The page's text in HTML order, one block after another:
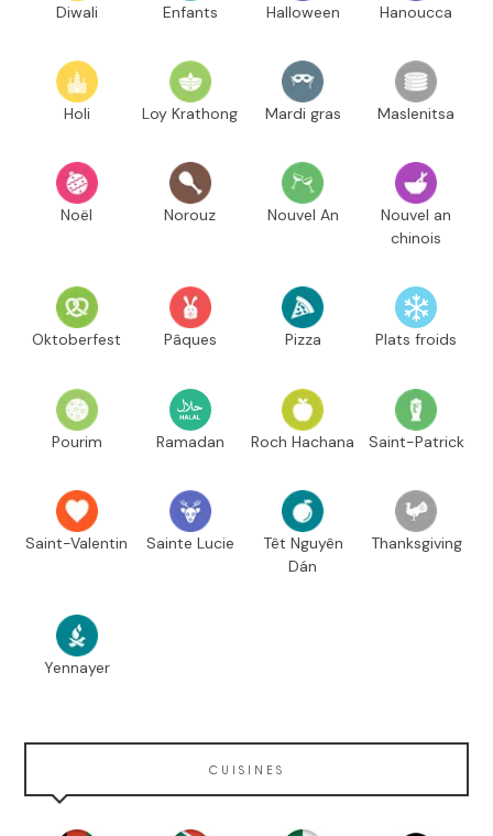
Diwali Enfants Halloween Hanoucca
Holi Loy Krathong Mardi gras Maslenitsa
Noël Norouz Nouvel An
Nouvel an
chinois
Oktoberfest Pâques Pizza Plats froids
Pourim Ramadan Roch Hachana Saint-Patrick
Saint-Valentin Sainte Lucie
Têt Nguyên
Dán
Thanksgiving
Yennayer
CUISINES